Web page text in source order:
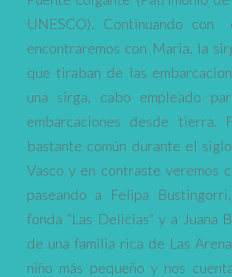
UNESCO). Continuando
encontraremos con Maria, la
que tiraban de las
una sirga, cabo empleado
embarcaciones desde tierra.
bastante común durante el
Vasco y en contraste veremos
paseando a Felipa
fonda “Las Delicias” y a Juana
de una familia rica de Las
niño más pequeño y nos